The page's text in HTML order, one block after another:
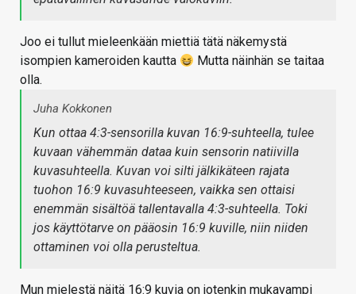
Joo ei tullut mieleenkään miettiä tätä näkemystä
isompien kameroiden kautta
Mutta näinhän se taitaa
olla.
Juha Kokkonen
Kun ottaa 4:3-sensorilla kuvan 16:9-suhteella, tulee
kuvaan vähemmän dataa kuin sensorin natiivilla
kuvasuhteella. Kuvan voi silti jälkikäteen rajata
tuohon 16:9 kuvasuhteeseen, vaikka sen ottaisi
enemmän sisältöä tallentavalla 4:3-suhteella. Toki
jos käyttötarve on pääosin 16:9 kuville, niin niiden
ottaminen voi olla perusteltua.
Mun mielestä näitä 16:9 kuvia on jotenkin mukavampi